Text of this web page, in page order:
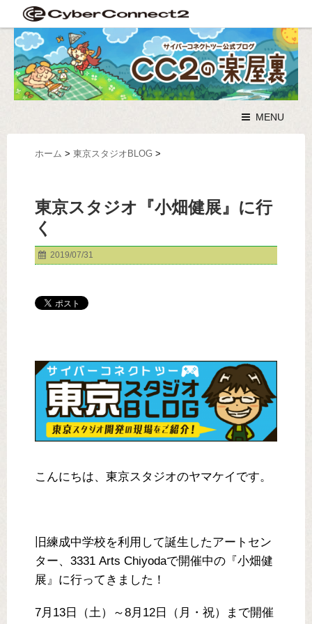
MENU
ホーム > 東京スタジオBLOG >
東京スタジオ『小畑健展』に行
く
2019/07/31
こんにちは、東京スタジオのヤマケイです。
旧練成中学校を利用して誕生したアートセン
ター、3331 Arts Chiyodaで開催中の『小畑健
展』に行ってきました！
7月13日（土）～8月12日（月・祝）まで開催